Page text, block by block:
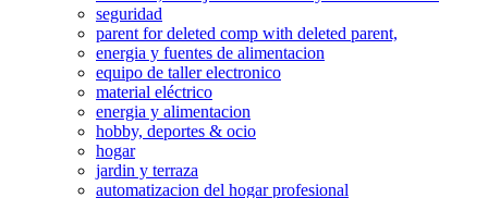
seguridad
parent for deleted comp with deleted parent,
energia y fuentes de alimentacion
equipo de taller electronico
material eléctrico
energia y alimentacion
hobby, deportes & ocio
hogar
jardin y terraza
automatizacion del hogar profesional